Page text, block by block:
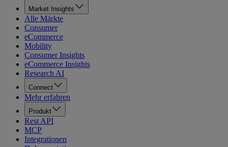
Market Insights
Alle Märkte
Consumer
eCommerce
Mobility
Consumer Insights
eCommerce Insights
Research AI
Connect
Mehr erfahren
Produkt
Rest API
MCP
Integrationen